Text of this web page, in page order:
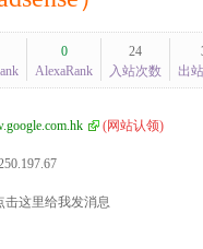
0
AlexaRank
24
入站次数
出
(网站认领)